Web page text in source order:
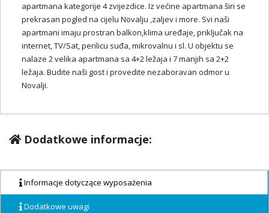
apartmana kategorije 4 zvijezdice. Iz većine apartmana širi se
prekrasan pogled na cijelu Novalju ,zaljev i more. Svi naši
apartmani imaju prostran balkon,klima uređaje, priključak na
internet, TV/Sat, perilicu suđa, mikrovalnu i sl. U objektu se
nalaze 2 velika apartmana sa 4+2 ležaja i 7 manjih sa 2+2
ležaja. Budite naši gost i provedite nezaboravan odmor u
Novalji.
Dodatkowe informacje:
Informacje dotyczące wyposażenia
Dodatkowe uwagi